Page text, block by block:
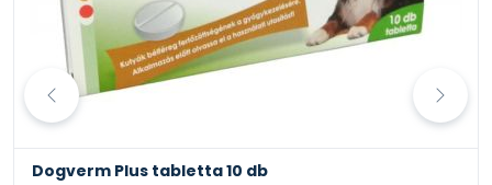
Dogverm Plus tabletta 10 db